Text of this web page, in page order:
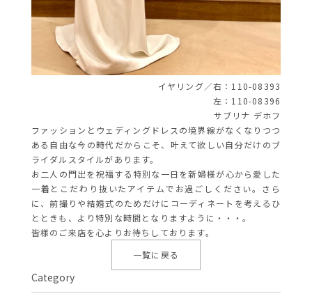
イヤリング／右：110-08393
左：110-08396
サブリナ デホフ
ファッションとウェディングドレスの境界線がなくなりつつ
ある自由な今の時代だからこそ、叶えて欲しい自分だけのブ
ライダルスタイルがあります。
お二人の門出を祝福する特別な一日を新婦様が心から愛した
一着とこだわり抜いたアイテムでお過ごしください。さら
に、前撮りや結婚式のためだけにコーディネートを考えるひ
とときも、より特別な時間となりますように・・・。
皆様のご来店を心よりお待ちしております。
一覧に戻る
Category